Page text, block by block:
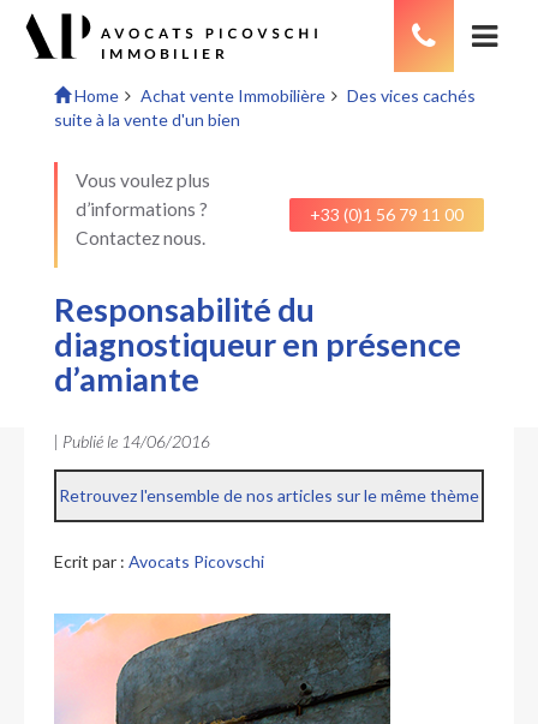
Home Achat vente Immobilière
Des vices cachés
suite à la vente d'un bien
Vous voulez plus
d’informations ?
Contactez nous.
+33 (0)1 56 79 11 00
Responsabilité du
diagnostiqueur en présence
d’amiante
| Publié le 14/06/2016
Retrouvez l'ensemble de nos articles sur le même thème
Ecrit par : Avocats Picovschi